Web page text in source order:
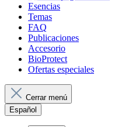
Esencias
Temas
FAQ
Publicaciones
Accesorio
BioProtect
Ofertas especiales
Cerrar menú
Español